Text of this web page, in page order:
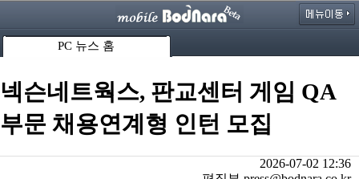
PC 뉴스 홈
넥슨네트웍스, 판교센터 게임 QA
부문 채용연계형 인턴 모집
2026-07-02 12:36